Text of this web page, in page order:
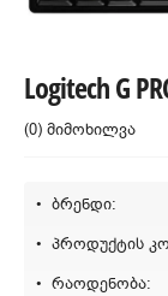
Logitech G
(0) მიმოხილვა
ბრენდი:
პროდუქტის
რაოდენობა: